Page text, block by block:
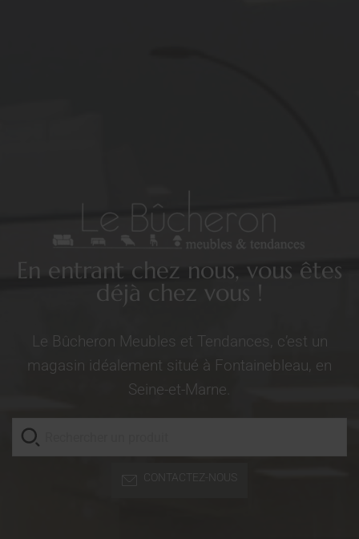
En entrant chez nous, vous êtes
déjà chez vous !
Le Bûcheron Meubles et Tendances, c’est un
magasin idéalement situé à Fontainebleau, en
Seine-et-Marne.
CONTACTEZ-NOUS